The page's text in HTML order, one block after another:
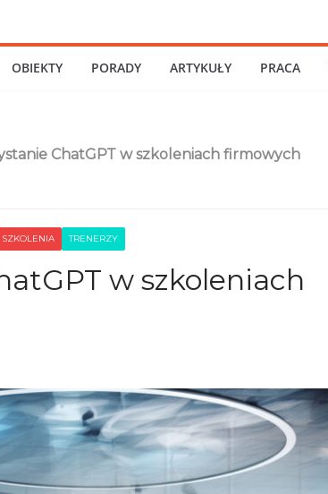
OBIEKTY PORADY ARTYKUŁY PRACA
ChatGPT w szkoleniach firmowych
SZKOLENIA TRENERZY
w szkoleniach